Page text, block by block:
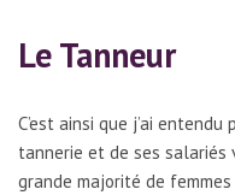
Le Tanneur
C’est ainsi que j’ai
tannerie et de ses salariés
grande majorité de femmes